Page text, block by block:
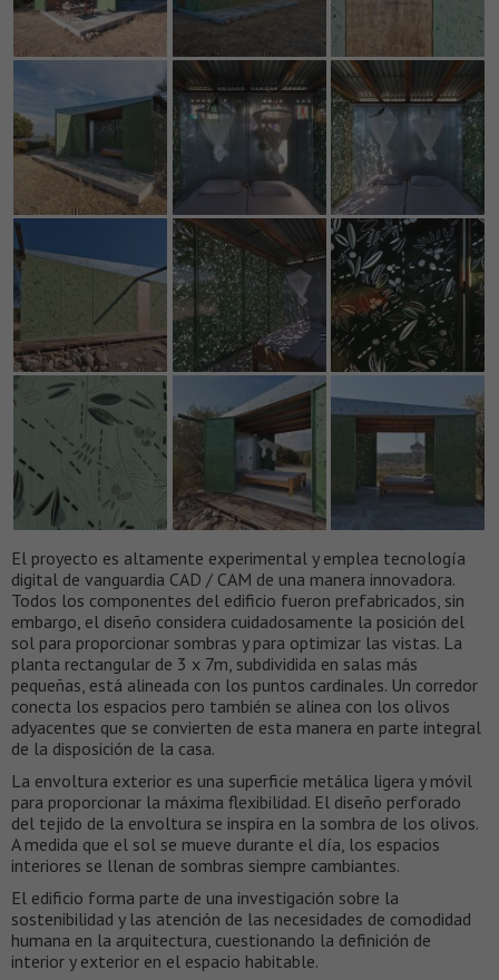
El proyecto es altamente experimental y emplea tecnología
digital de vanguardia CAD / CAM de una manera innovadora.
Todos los componentes del edificio fueron prefabricados, sin
embargo, el diseño considera cuidadosamente la posición del
sol para proporcionar sombras y para optimizar las vistas. La
planta rectangular de 3 x 7m, subdividida en salas más
pequeñas, está alineada con los puntos cardinales. Un corredor
conecta los espacios pero también se alinea con los olivos
adyacentes que se convierten de esta manera en parte integral
de la disposición de la casa.
La envoltura exterior es una superficie metálica ligera y móvil
para proporcionar la máxima flexibilidad. El diseño perforado
del tejido de la envoltura se inspira en la sombra de los olivos.
A medida que el sol se mueve durante el día, los espacios
interiores se llenan de sombras siempre cambiantes.
El edificio forma parte de una investigación sobre la
sostenibilidad y las atención de las necesidades de comodidad
humana en la arquitectura, cuestionando la definición de
interior y exterior en el espacio habitable.